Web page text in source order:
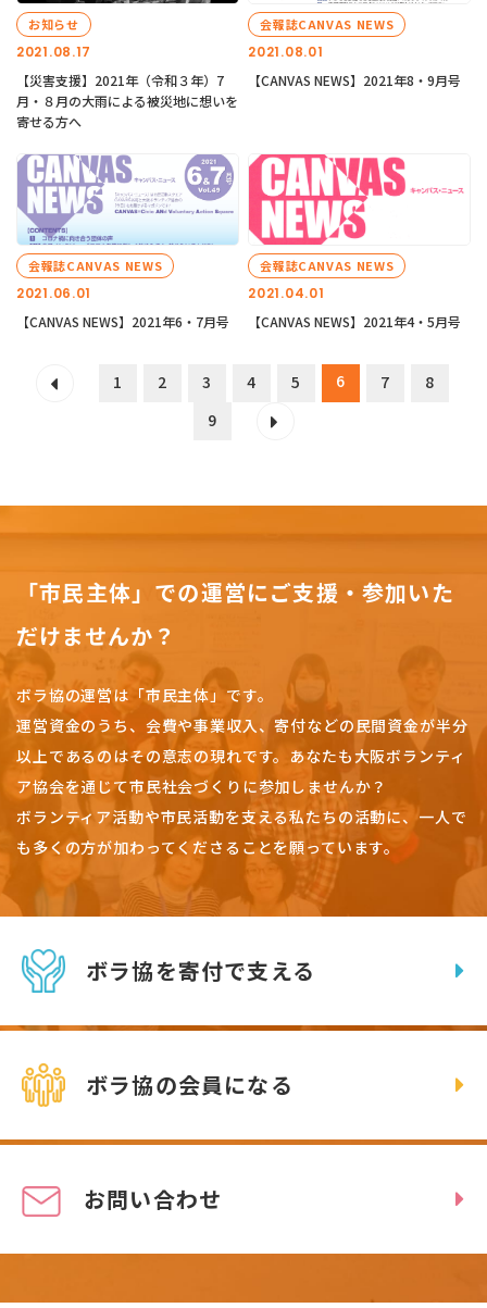
2021.08.17
お知らせ
【災害支援】2021年（令和３年）7
月・８月の大雨による被災地に想いを
寄せる方へ
2021.08.01
会報誌CANVAS NEWS
【CANVAS NEWS】2021年8・9月号
2021.06.01
会報誌CANVAS NEWS
【CANVAS NEWS】2021年6・7月号
2021.04.01
会報誌CANVAS NEWS
【CANVAS NEWS】2021年4・5月号
1 2 3 4 5 6 7
8
9
「市民主体」での運営にご支援・参加いた
だけませんか？
ボラ協の運営は「市民主体」です。
運営資金のうち、会費や事業収入、寄付などの民間資金が半分
以上であるのはその意志の現れです。 あなたも大阪ボランティ
ア協会を通じて市民社会づくりに参加しませんか？
ボランティア活動や市民活動を支える私たちの活動に、一人で
も多くの方が加わってくださることを願っています。
ボラ協を寄付で支える
ボラ協の会員になる
お問い合わせ